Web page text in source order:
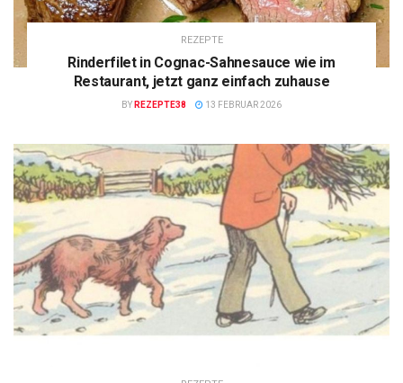
REZEPTE
Rinderfilet in Cognac-Sahnesauce wie im
Restaurant, jetzt ganz einfach zuhause
BY REZEPTE38 13 FEBRUAR 2026